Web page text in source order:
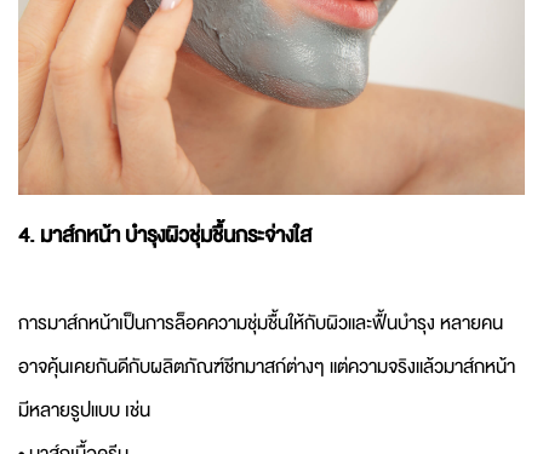
4. มาส์กหน้า บำรุงผิวชุ่มชื้นกระจ่างใส
การมาส์กหน้าเป็นการล็อคความชุ่มชื้นให้กับผิวและฟื้นบำรุง หลายคน
อาจคุ้นเคยกันดีกับผลิตภัณฑ์ชีทมาสก์ต่างๆ แต่ความจริงแล้วมาส์กหน้า
มีหลายรูปแบบ เช่น